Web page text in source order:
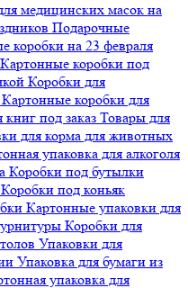
медицинских масок на
Подарочные
коробки на 23 февраля
Картонные коробки под
Коробки для
Картонные коробки для
под заказ Товары для
для корма для животных
упаковка для алкоголя
Коробки под бутылки
Коробки под коньяк
Картонные упаковки для
Коробки для
Упаковки для
Упаковка для бумаги из
упаковка для